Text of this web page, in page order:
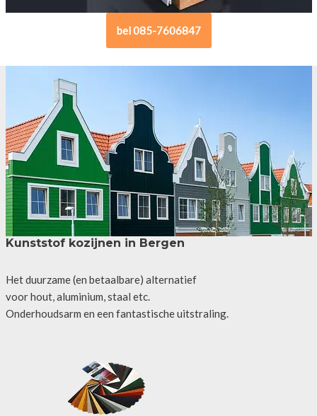
bel 085-7606847
Kunststof kozijnen in Bergen
Het duurzame (en betaalbare) alternatief
voor hout, aluminium, staal etc.
Onderhoudsarm en een fantastische uitstraling.